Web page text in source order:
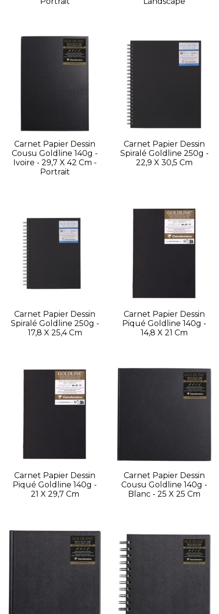
Carnet Papier Dessin
Cousu Goldline 140g -
Ivoire - 29,7 X 42 Cm -
Portrait
Carnet Papier Dessin
Spiralé Goldline 250g -
22,9 X 30,5 Cm
Carnet Papier Dessin
Spiralé Goldline 250g -
17,8 X 25,4 Cm
Carnet Papier Dessin
Piqué Goldline 140g -
14,8 X 21 Cm
Carnet Papier Dessin
Piqué Goldline 140g -
21 X 29,7 Cm
Carnet Papier Dessin
Cousu Goldline 140g -
Blanc - 25 X 25 Cm